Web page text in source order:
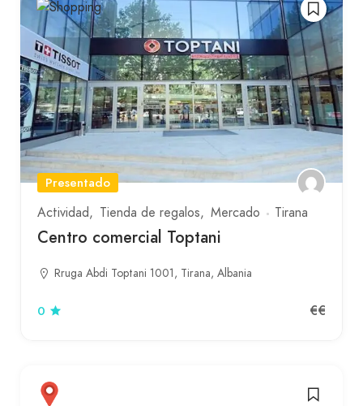
Presentado
Actividad
Tienda de regalos Mercado Tirana
Centro comercial Toptani
Rruga Abdi Toptani 1001, Tirana, Albania
0 €€